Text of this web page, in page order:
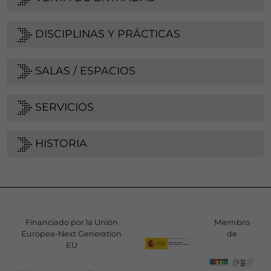
DISCIPLINAS Y PRÁCTICAS
SALAS / ESPACIOS
SERVICIOS
HISTORIA
Financiado por la Unión
Europea-Next Generation
EU
Miembro
de